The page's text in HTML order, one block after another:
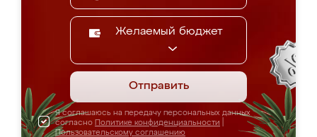
Желаемый бюджет
Отправить
Я соглашаюсь на передачу персональных данных
согласно Политике конфиденциальности
Пользовательскому соглашению